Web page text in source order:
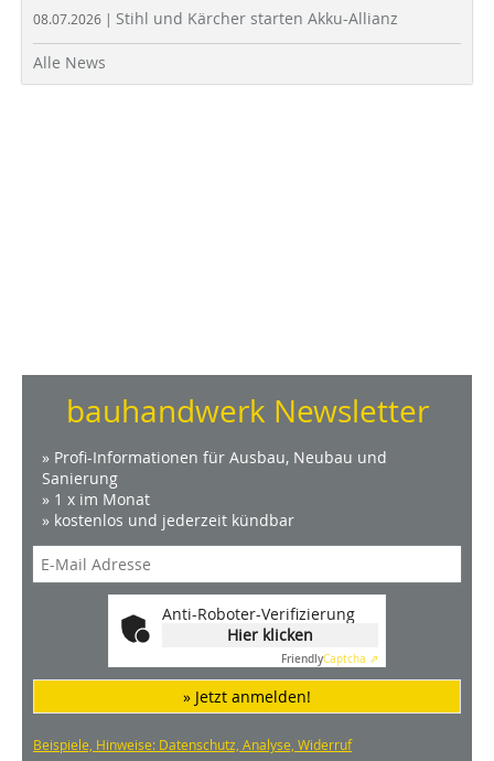
08.07.2026 | Stihl und Kärcher starten Akku-Allianz
Alle News
bauhandwerk Newsletter
» Profi-Informationen für Ausbau, Neubau und
Sanierung
» 1 x im Monat
» kostenlos und jederzeit kündbar
Anti-Roboter-Verifizierung
Hier klicken
FriendlyCaptcha ⇗
» Jetzt anmelden!
Beispiele, Hinweise: Datenschutz, Analyse, Widerruf